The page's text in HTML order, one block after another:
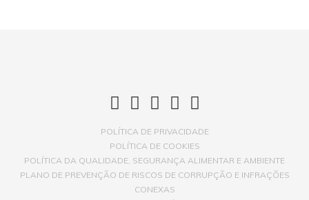
POLÍTICA DE PRIVACIDADE
POLÍTICA DE COOKIES
POLÍTICA DA QUALIDADE, SEGURANÇA ALIMENTAR E AMBIENTE
PLANO DE PREVENÇÃO DE RISCOS DE CORRUPÇÃO E INFRAÇÕES
CONEXAS